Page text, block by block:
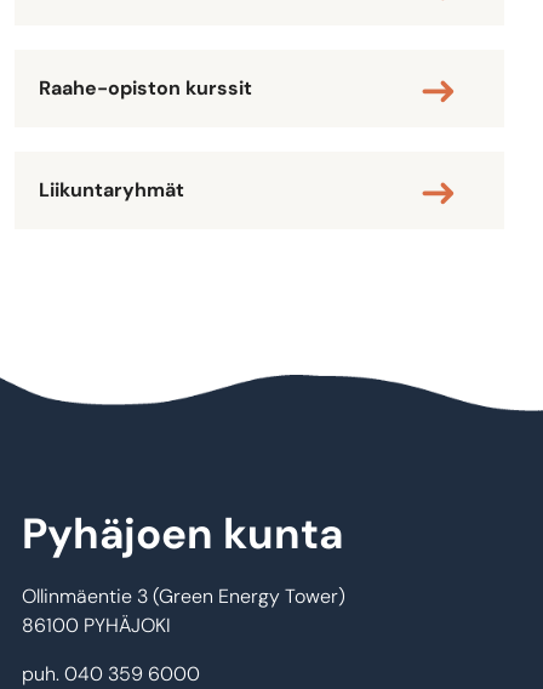
Raahe-opiston kurssit
Liikuntaryhmät
Pyhäjoen kunta
Ollinmäentie 3 (Green Energy Tower)
86100 PYHÄJOKI
puh. 040 359 6000